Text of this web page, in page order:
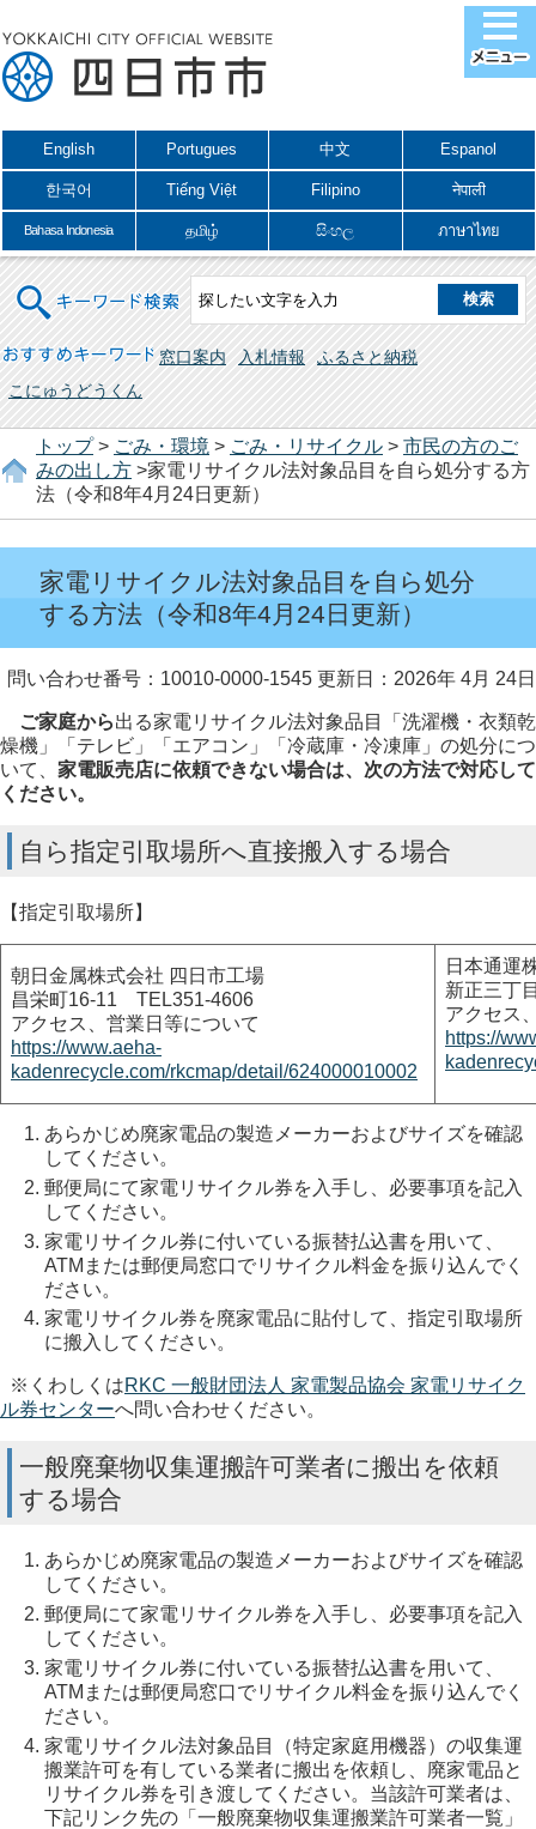
English Portugues 中文 Espanol
한국어 Tiếng Việt Filipino नेपाली
Bahasa Indonesia தமிழ் සිංහල ภาษาไทย
キーワード検索
おすすめキーワード 窓口案内 入札情報
ふるさと納税
こにゅうどうくん
トップ> ごみ・環境 > ごみ・リサイクル > 市民の方のご
みの出し方 >家電リサイクル法対象品目を自ら処分する方
法（令和8年4月24日更新）
家電リサイクル法対象品目を自ら処分
する方法（令和8年4月24日更新）
問い合わせ番号：10010-0000-1545 更新日：2026年 4月 24日
ご家庭から出る家電リサイクル法対象品目「洗濯機・衣類乾
燥機」「テレビ」「エアコン」「冷蔵庫・冷凍庫」の処分につ
いて、 家電販売店に依頼できない場合は、次の方法で対応して
ください。
自ら指定引取場所へ直接搬入する場合
【指定引取場所】
朝日金属株式会社 四日市工場
昌栄町16-11 TEL351-4606
アクセス、営業日等について
https://www.aeha-
kadenrecycle.com/rkcmap/detail/624000010002
日本通運
新正三丁
アクセス
https://
あらかじめ廃家電品の製造メーカーおよびサイズを確認
してください。
郵便局にて家電リサイクル券を入手し、必要事項を記入
してください。
家電リサイクル券に付いている振替払込書を用いて、
ATMまたは郵便局窓口でリサイクル料金を振り込んでく
ださい。
家電リサイクル券を廃家電品に貼付して、指定引取場所
に搬入してください。
※くわしくはRKC 一般財団法人 家電製品協会 家電リサイク
ル券センターへ問い合わせください。
一般廃棄物収集運搬許可業者に搬出を依頼
する場合
あらかじめ廃家電品の製造メーカーおよびサイズを確認
してください。
郵便局にて家電リサイクル券を入手し、必要事項を記入
してください。
家電リサイクル券に付いている振替払込書を用いて、
ATMまたは郵便局窓口でリサイクル料金を振り込んでく
ださい。
家電リサイクル法対象品目（特定家庭用機器）の収集運
搬業許可を有している業者に搬出を依頼し、廃家電品と
リサイクル券を引き渡してください。当該許可業者は、
下記リンク先の「一般廃棄物収集運搬業許可業者一覧」